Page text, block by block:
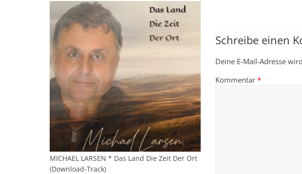
Schreibe einen
Deine E-Mail-Adresse
Kommentar *
MICHAEL LARSEN * Das Land Die Zeit Der Ort
(Download-Track)